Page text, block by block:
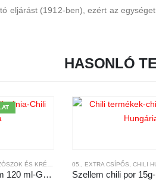
eljárást (1912-ben), ezért az
HASONLÓ
,GABKO,MÁRKÁK
ÉS KRÉMEK CHILI TERMÉKEK,
Hot Pepper chili cream 120 ml-GaBko
05., EXTRA CSÍPŐS CHILI